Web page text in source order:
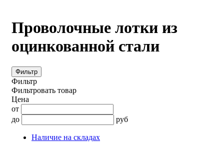
Проволочные лотки из
оцинкованной стали
Фильтр
Фильтр
Фильтровать товар
Цена
от
до
руб
Наличие на складах